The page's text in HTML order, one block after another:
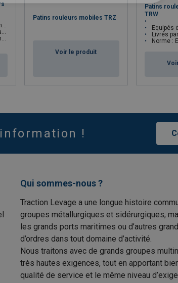
Patins rouleurs mobiles TRZ
Voir le produit
Patins
TRW
Equipés
Livrés par
Norme :
!
Qui sommes-nous ?
Traction Levage a une longue histoire
groupes métallurgiques et sidérurgiques,
les grands ports maritimes ou d’autres
d’ordres dans tout domaine d’activité.
Nous traitons avec de grands groupes
très hautes exigences, tout en apportant
qualité de service et le même niveau